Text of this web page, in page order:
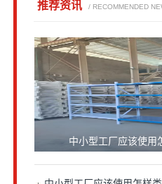
推荐资讯 / RECOMMENDED
中小型工厂应该使用